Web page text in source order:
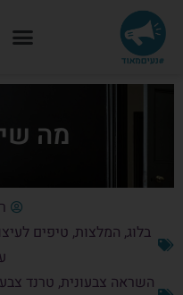
מה
בלוג, המלצות, טיפים
השראה צבעונית, טרנד